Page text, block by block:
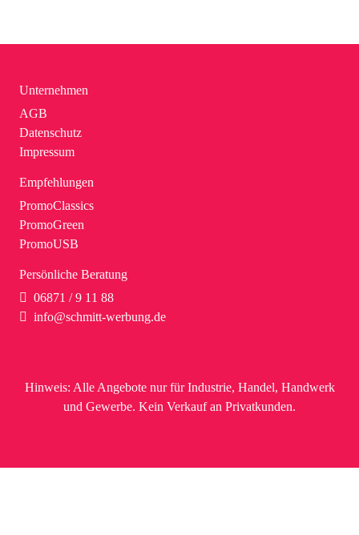
Unternehmen
AGB
Datenschutz
Impressum
Empfehlungen
PromoClassics
PromoGreen
PromoUSB
Persönliche Beratung
06871 / 9 11 88
info@schmitt-werbung.de
Hinweis: Alle Angebote nur für Industrie, Handel, Handwerk
und Gewerbe. Kein Verkauf an Privatkunden.